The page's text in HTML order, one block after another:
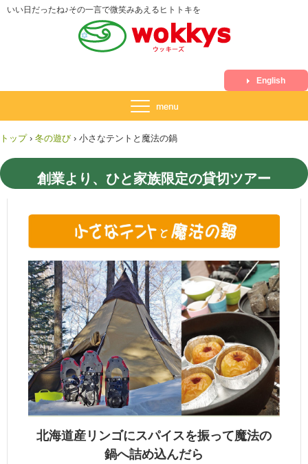
いい日だったね♪その一言で微笑みあえるヒトトキを
English
トップ › 冬の遊び › 小さなテントと魔法の鍋
創業より、ひと家族限定の貸切ツアー
北海道産リンゴにスパイスを振って魔法の
鍋へ詰め込んだら